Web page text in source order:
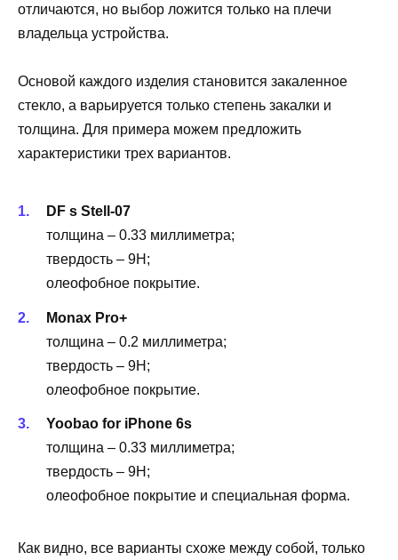
отличаются, но выбор ложится только на плечи
владельца устройства.
Основой каждого изделия становится закаленное
стекло, а варьируется только степень закалки и
толщина. Для примера можем предложить
характеристики трех вариантов.
DF s Stell-07
толщина – 0.33 миллиметра;
твердость – 9H;
олеофобное покрытие.
Monax Pro+
толщина – 0.2 миллиметра;
твердость – 9H;
олеофобное покрытие.
Yoobao for iPhone 6s
толщина – 0.33 миллиметра;
твердость – 9H;
олеофобное покрытие и специальная форма.
Как видно, все варианты схоже между собой, только